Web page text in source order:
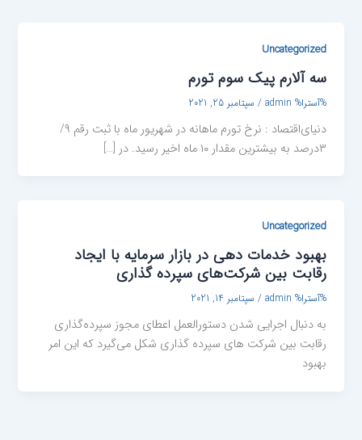
Uncategorized
سه آلا‌رم پیک سوم تورم
%آسترا% admin
/ سپتامبر 25, 2021
دنیای‌اقتصاد : نرخ تورم ماهانه در شهریور ماه با ثبت رقم ۹/
۳درصد به بیشترین مقدار ۱۰ ماه اخیر رسید. در […]
Uncategorized
بهبود خدمات دهی در بازار سرمایه با ایجاد
رقابت بین شرکت‌های سپرده گذاری
%آسترا% admin
/ سپتامبر 14, 2021
به دنبال اجرایی شدن دستورالعمل اعطای مجوز سپرده‌گذاری
رقابت بین شرکت های سپرده گذاری شکل می‌گیرد که این امر
بهبود